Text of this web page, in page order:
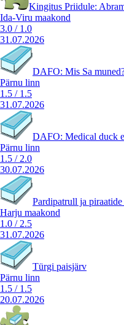
Kingitus Priidule:
Ida-Viru maakond
3.0 / 1.0
31.07.2026
DAFO: Mis Sa
Pärnu linn
1.5 / 1.5
31.07.2026
DAFO: Medical duck
Pärnu linn
1.5 / 2.0
30.07.2026
Pardipatrull ja piraatide
Harju maakond
1.0 / 2.5
31.07.2026
Türgi paisjärv
Pärnu linn
1.5 / 1.5
20.07.2026